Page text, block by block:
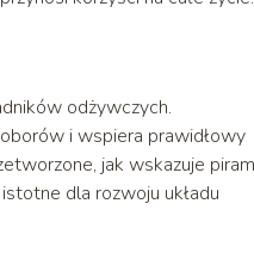
odżywczych.
i wspiera prawidłowy
jak wskazuje
dla rozwoju układu